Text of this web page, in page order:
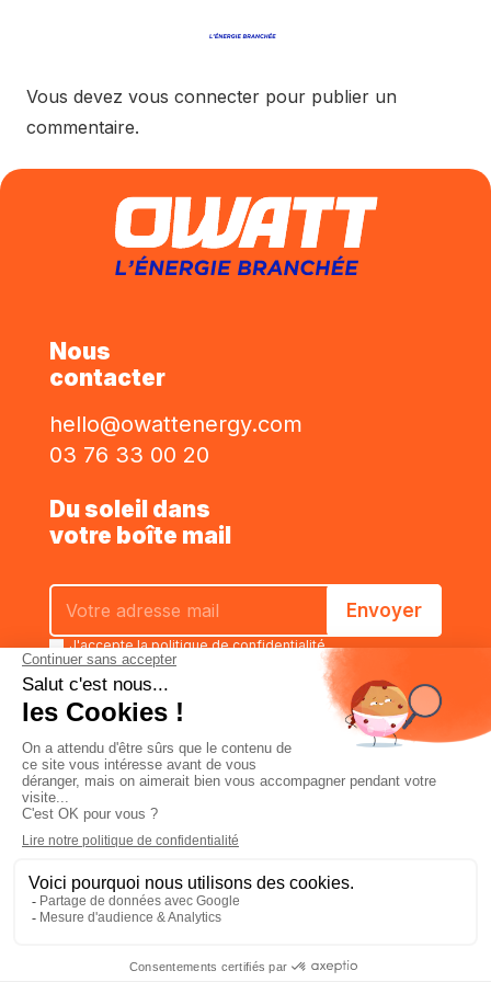
Vous devez vous connecter pour publier un
commentaire.
Nous
contacter
hello@owattenergy.com
03 76 33 00 20
Du soleil dans
votre boîte mail
J'accepte lapolitique de confidentialité
Estimer
Caractéristiques
Commander
Qui sommes-nous
Politique de confidentialité
Conditions générales de vente
Mentions légales